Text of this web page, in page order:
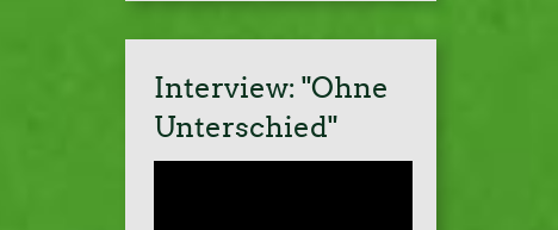
Interview: "Ohne
Unterschied"